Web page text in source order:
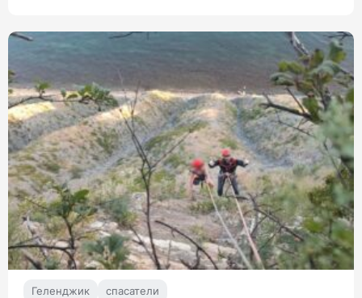
Геленджик спасатели